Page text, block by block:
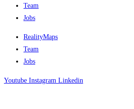
Team
Jobs
RealityMaps
Team
Jobs
Youtube Instagram Linkedin